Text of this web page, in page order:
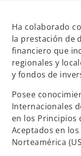
r
s
Ha colaborado
la prestación de
financiero que
regionales y
y fondos de
Posee
Internacionales
en los Principios
Aceptados en
Norteamérica